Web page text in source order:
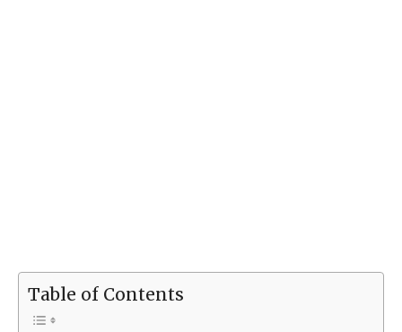
Table of Contents